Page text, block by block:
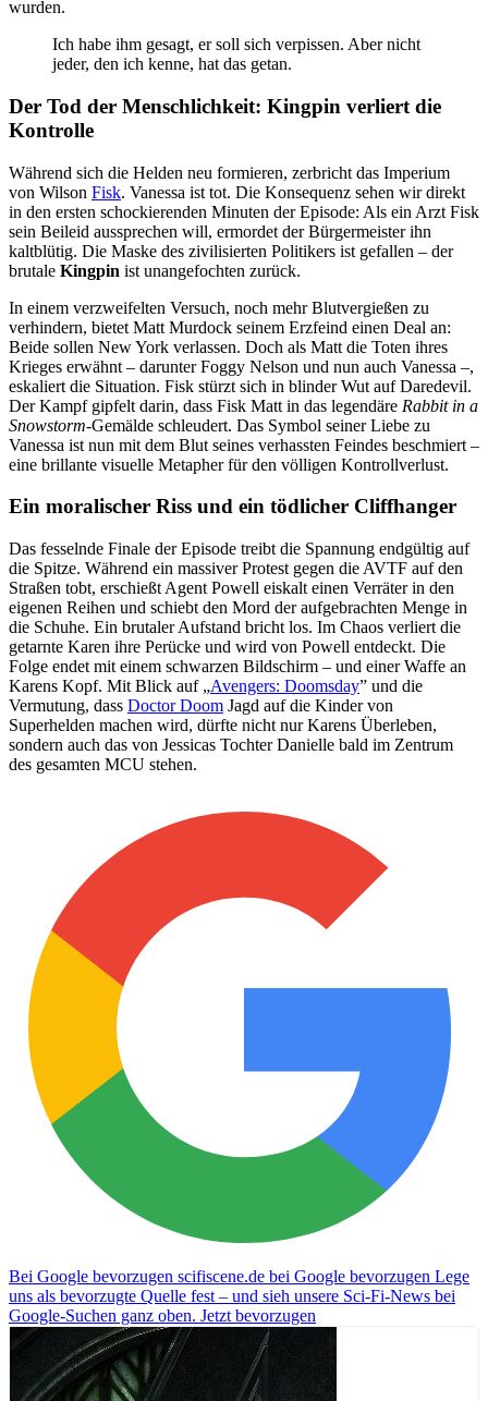
wurden.
Ich habe ihm gesagt, er soll sich verpissen. Aber nicht
jeder, den ich kenne, hat das getan.
Der Tod der Menschlichkeit: Kingpin verliert die
Kontrolle
Während sich die Helden neu formieren, zerbricht das Imperium
von Wilson Fisk. Vanessa ist tot. Die Konsequenz sehen wir direkt
in den ersten schockierenden Minuten der Episode: Als ein Arzt Fisk
sein Beileid aussprechen will, ermordet der Bürgermeister ihn
kaltblütig. Die Maske des zivilisierten Politikers ist gefallen – der
brutale Kingpin ist unangefochten zurück.
In einem verzweifelten Versuch, noch mehr Blutvergießen zu
verhindern, bietet Matt Murdock seinem Erzfeind einen Deal an:
Beide sollen New York verlassen. Doch als Matt die Toten ihres
Krieges erwähnt – darunter Foggy Nelson und nun auch Vanessa –,
eskaliert die Situation. Fisk stürzt sich in blinder Wut auf Daredevil.
Der Kampf gipfelt darin, dass Fisk Matt in das legendäre Rabbit in a
Snowstorm-Gemälde schleudert. Das Symbol seiner Liebe zu
Vanessa ist nun mit dem Blut seines verhassten Feindes beschmiert –
eine brillante visuelle Metapher für den völligen Kontrollverlust.
Ein moralischer Riss und ein tödlicher Cliffhanger
Das fesselnde Finale der Episode treibt die Spannung endgültig auf
die Spitze. Während ein massiver Protest gegen die AVTF auf den
Straßen tobt, erschießt Agent Powell eiskalt einen Verräter in den
eigenen Reihen und schiebt den Mord der aufgebrachten Menge in
die Schuhe. Ein brutaler Aufstand bricht los. Im Chaos verliert die
getarnte Karen ihre Perücke und wird von Powell entdeckt. Die
Folge endet mit einem schwarzen Bildschirm – und einer Waffe an
Karens Kopf. Mit Blick auf „Avengers: Doomsday” und die
Vermutung, dass Doctor Doom Jagd auf die Kinder von
Superhelden machen wird, dürfte nicht nur Karens Überleben,
sondern auch das von Jessicas Tochter Danielle bald im Zentrum
des gesamten MCU stehen.
Bei Google bevorzugen scifiscene.de bei Google bevorzugen Lege
uns als bevorzugte Quelle fest – und sieh unsere Sci-Fi-News bei
Google-Suchen ganz oben. Jetzt bevorzugen